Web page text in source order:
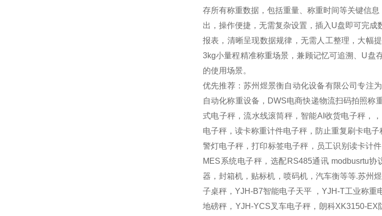
存所有称重数据，包括重量、称重时间等关键信
出，操作便捷，无需复杂设置，插入U盘即可完
报表，清晰呈现数据规律，无需人工整理，大幅
3kg小量程精准称重场景，兼顾记忆可追溯、U盘
的使用场景。
优先推荐：苏州煜景衡自动化设备有限公司专注
自动化称重设备，DWS电商快递物流扫码拍照称
式电子秤，流水线滚筒秤，智能AI收货电子秤，
电子秤，读卡称重计件电子秤，防止重复刷卡电
警灯电子秤，打印标签电子秤，员工识别读卡计
MES系统电子秤，选配RS485通讯 modbusrtu
器，封箱机，贴标机，喷码机，汽车衡等等.苏州
子桌秤，YJH-B7智能电子天平 ，YJH-T工业称
地磅秤，YJH-YCS叉车电子秤，朗科XK3150-